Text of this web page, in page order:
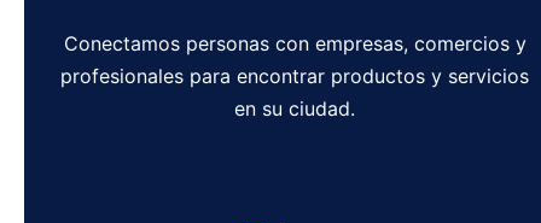
Conectamos personas con empresas, comercios y
profesionales para encontrar productos y servicios
en su ciudad.